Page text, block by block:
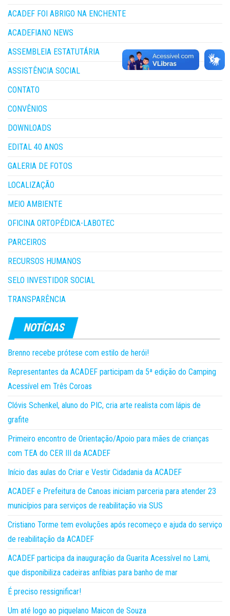
ACADEF FOI ABRIGO NA ENCHENTE
ACADEFIANO NEWS
ASSEMBLEIA ESTATUTÁRIA
ASSISTÊNCIA SOCIAL
CONTATO
CONVÊNIOS
DOWNLOADS
EDITAL 40 ANOS
GALERIA DE FOTOS
LOCALIZAÇÃO
MEIO AMBIENTE
OFICINA ORTOPÉDICA-LABOTEC
PARCEIROS
RECURSOS HUMANOS
SELO INVESTIDOR SOCIAL
TRANSPARÊNCIA
Brenno recebe prótese com estilo de herói!
Representantes da ACADEF participam da 5ª edição do Camping
Acessível em Três Coroas
Clóvis Schenkel, aluno do PIC, cria arte realista com lápis de
grafite
Primeiro encontro de Orientação/Apoio para mães de crianças
com TEA do CER III da ACADEF
Início das aulas do Criar e Vestir Cidadania da ACADEF
ACADEF e Prefeitura de Canoas iniciam parceria para atender 23
municípios para serviços de reabilitação via SUS
Cristiano Torme tem evoluções após recomeço e ajuda do serviço
de reabilitação da ACADEF
ACADEF participa da inauguração da Guarita Acessível no Lami,
que disponibiliza cadeiras anfíbias para banho de mar
É preciso ressignificar!
Um até logo ao piquelano Maicon de Souza